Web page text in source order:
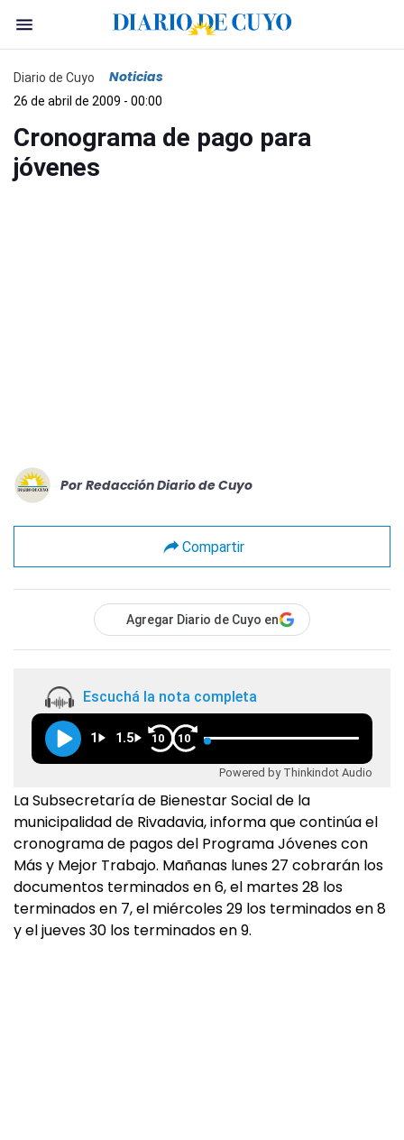
Diario de Cuyo Noticias
26 de abril de 2009 - 00:00
Cronograma de pago para
jóvenes
Por Redacción Diario de Cuyo
Compartir
Agregar Diario de Cuyo en
Escuchá la nota completa
1 1.5 10 10
Powered by Thinkindot Audio
La Subsecretaría de Bienestar Social de la
municipalidad de Rivadavia, informa que continúa el
cronograma de pagos del Programa Jóvenes con
Más y Mejor Trabajo. Mañanas lunes 27 cobrarán los
documentos terminados en 6, el martes 28 los
terminados en 7, el miércoles 29 los terminados en 8
y el jueves 30 los terminados en 9.